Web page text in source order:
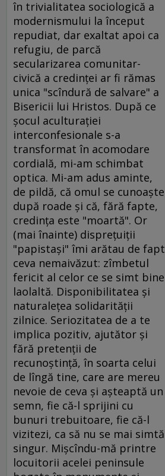
în trivialitatea sociologică a
modernismului la început
repudiat, dar exaltat apoi ca
refugiu, de parcă
secularizarea comunitar-
civică a credinţei ar fi rămas
unica "scîndură de salvare" a
Bisericii lui Hristos. După ce
şocul aculturaţiei
interconfesionale s-a
transformat în acomodare
cordială, mi-am schimbat
optica. Mi-am adus aminte,
de pildă, că omul se cunoaşte
după roade şi că, fără fapte,
credinţa este "moartă". Or
(mai înainte) dispreţuiţii
"papistaşi" îmi arătau de fapt
ceva nemaivăzut: zîmbetul
fericit al celor ce se simt bine
laolaltă. Disponibilitatea şi
naturaleţea solidarităţii
zilnice. Seriozitatea de a te
implica pozitiv, ajutător şi
fără pretenţii de
recunoştinţă, în soarta celui
de lîngă tine, care are mereu
nevoie de ceva şi aşteaptă un
semn, fie că-l sprijini cu
bunuri trebuitoare, fie că-l
vizitezi, ca să nu se mai simtă
singur. Mişcîndu-mă printre
locuitorii acelei peninsule